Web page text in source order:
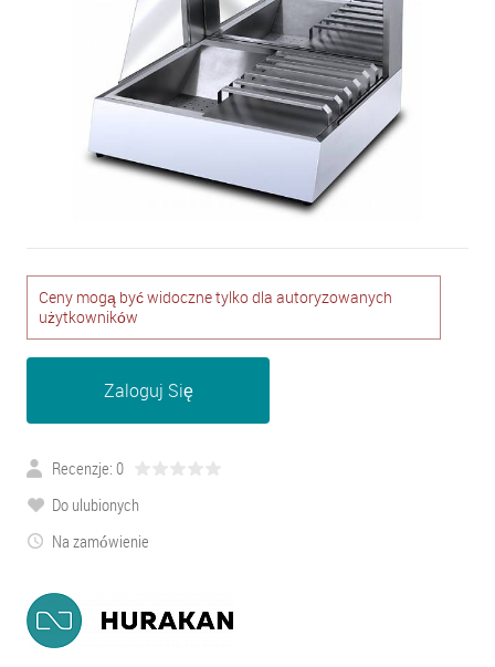
Ceny mogą być widoczne tylko dla autoryzowanych
użytkowników
Zaloguj Się
Recenzje: 0
Do ulubionych
Na zamówienie